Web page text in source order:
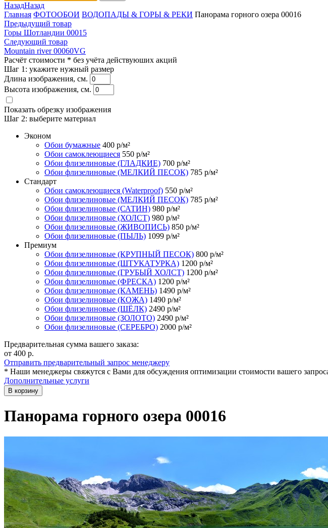
НазадНазад
Главная ФОТООБОИ ВОДОПАДЫ & ГОРЫ & РЕКИ Панорама горного озера 00016
Предыдущий товар
Горы Шотландии 00015
Следующий товар
Mountain river 00060VG
Расчёт стоимости * без учёта действуюших акций
Шаг 1: укажите нужный размер
Длина изображения, см.
Высота изображения, см.
Показать обрезку изображения
Шаг 2: выберите материал
Эконом
Обои бумажные 400 р/м²
Обои самоклеющиеся 550 р/м²
Обои флизелиновые (ГЛАДКИЕ) 700 р/м²
Обои флизелиновые (МЕЛКИЙ ПЕСОК) 785 р/м²
Стандарт
Обои самоклеющиеся (Waterproof) 550 р/м²
Обои флизелиновые (МЕЛКИЙ ПЕСОК) 785 р/м²
Обои флизелиновые (САТИН) 980 р/м²
Обои флизелиновые (ХОЛСТ) 980 р/м²
Обои флизелиновые (ЖИВОПИСЬ) 850 р/м²
Обои флизелиновые (ПЫЛЬ) 1099 р/м²
Премиум
Обои флизелиновые (КРУПНЫЙ ПЕСОК) 800 р/м²
Обои флизелиновые (ШТУКАТУРКА) 1200 р/м²
Обои флизелиновые (ГРУБЫЙ ХОЛСТ) 1200 р/м²
Обои флизелиновые (ФРЕСКА) 1200 р/м²
Обои флизелиновые (КАМЕНЬ) 1490 р/м²
Обои флизелиновые (КОЖА) 1490 р/м²
Обои флизелиновые (ШЁЛК) 2490 р/м²
Обои флизелиновые (ЗОЛОТО) 2490 р/м²
Обои флизелиновые (СЕРЕБРО) 2000 р/м²
Предварительная сумма вашего заказа:
от 400 р.
Отправить предварительный запрос менеджеру
* Наши менеджеры свяжутся с Вами для обсуждения оптимизации стоимости вашего
Дополнительные услуги
В корзину
Панорама горного озера 00016